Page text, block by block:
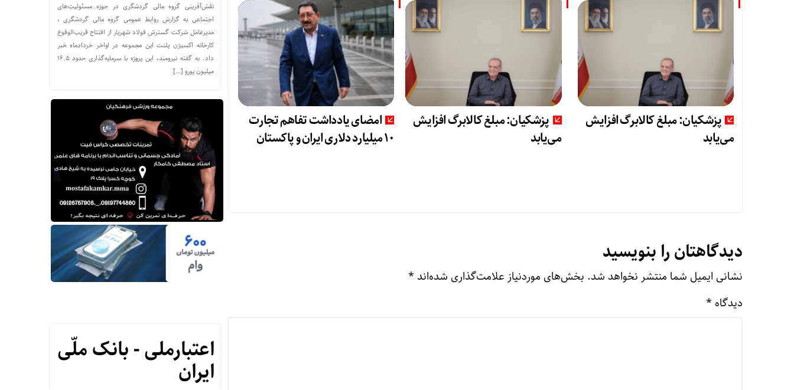
پزشکیان: مبلغ کالابرگ افزایش
می‌یابد
پزشکیان: مبلغ کالابرگ افزایش
می‌یابد
امضای یادداشت تفاهم تجارت
۱۰ میلیارد دلاری ایران و پاکستان
دیدگاهتان را بنویسید
نشانی ایمیل شما منتشر نخواهد شد. بخش‌های موردنیاز علامت‌گذاری شده‌اند *
دیدگاه *
نقش‌آفرینی گروه مالی گردشگری در حوزه مسئولیت‌های
اجتماعی به گزارش روابط عمومی گروه مالی گردشگری ،
مدیرعامل شرکت گسترش فولاد شهریار از افتتاح قریب‌الوقوع
کارخانه اکسیژن پلنت این مجموعه در اواخر خردادماه خبر
داد. به گفته نیرومند، این پروژه با سرمایه‌گذاری حدود ۱۶.۵
میلیون یورو […]
اعتبارملی - بانک ملّی
ایران